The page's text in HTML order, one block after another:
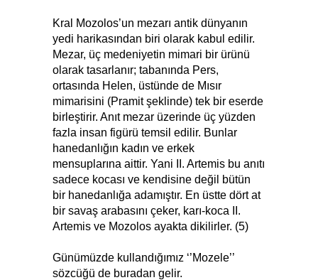
Kral Mozolos’un mezarı antik dünyanın
yedi harikasından biri olarak kabul edilir.
Mezar, üç medeniyetin mimari bir ürünü
olarak tasarlanır; tabanında Pers,
ortasında Helen, üstünde de Mısır
mimarisini (Pramit şeklinde) tek bir eserde
birleştirir. Anıt mezar üzerinde üç yüzden
fazla insan figürü temsil edilir. Bunlar
hanedanlığın kadın ve erkek
mensuplarına aittir. Yani II. Artemis bu anıtı
sadece kocası ve kendisine değil bütün
bir hanedanlığa adamıştır. En üstte dört at
bir savaş arabasını çeker, karı-koca II.
Artemis ve Mozolos ayakta dikilirler. (5)
Günümüzde kullandığımız ‘’Mozele’’
sözcüğü de buradan gelir.